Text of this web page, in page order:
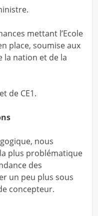
mettant l’Ecole
place, soumise aux
la nation et de la
de CE1.
nous
plus problématique
des
un peu plus sous
concepteur.